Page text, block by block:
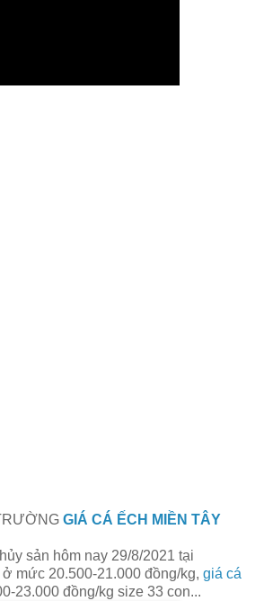
GIÁ CÁ ẾCH MIỀN TÂY
sản hôm nay 29/8/2021 tại
ở mức 20.500-21.000 đồng/kg, giá cá
23.000 đồng/kg size 33 con...